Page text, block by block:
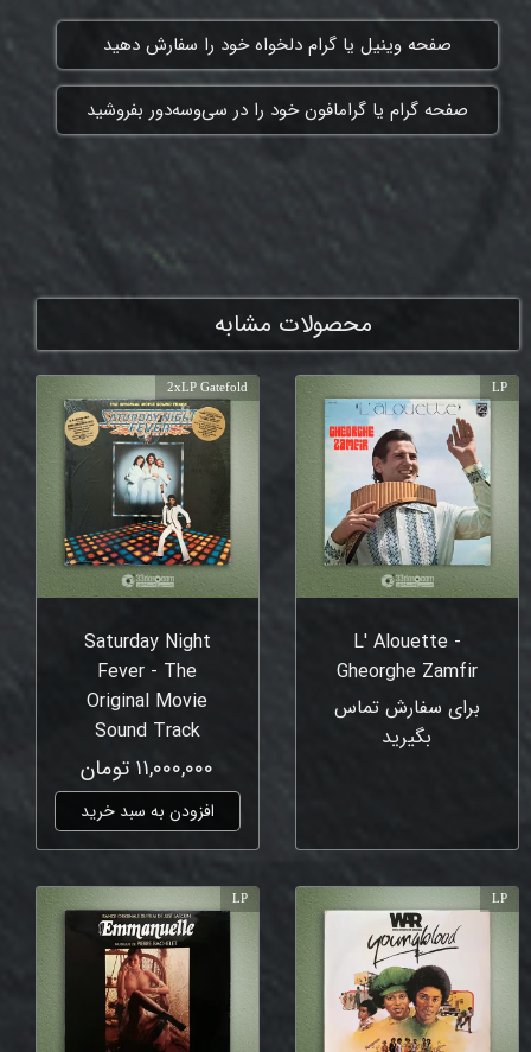
​صفحه وینیل یا گرام دلخواه خود را سفارش دهید
​صفحه گرام یا گرامافون خود را در سی‌وسه‌دور بفروشید
محصولات مشابه
L' Alouette -
Gheorghe Zamfir
برای سفارش تماس
بگیرید
LP
Saturday Night
Fever - The
Original Movie
Sound Track
۱۱,۰۰۰,۰۰۰ تومان
افزودن به سبد خرید
2xLP Gatefold
LP
LP